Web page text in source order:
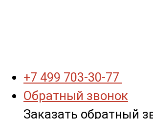
+7 499 703-30-77
Обратный звонок
Заказать обратный